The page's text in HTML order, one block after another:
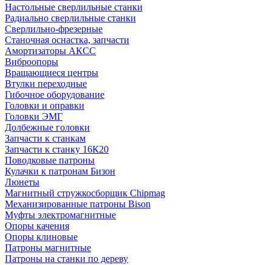
Настольные сверлильные станки
Радиально сверлильные станки
Сверлильно-фрезерные
Станочная оснастка, запчасти
Амортизаторы АКСС
Виброопоры
Вращающиеся центры
Втулки переходные
Гибочное оборудование
Головки и оправки
Головки ЭМГ
Долбежные головки
Запчасти к станкам
Запчасти к станку 16К20
Поводковые патроны
Кулачки к патронам Бизон
Люнеты
Магнитный стружкосборщик Chipmag
Механизированные патроны Bison
Муфты электромагнитные
Опоры качения
Опоры клиновые
Патроны магнитные
Патроны на станки по дереву